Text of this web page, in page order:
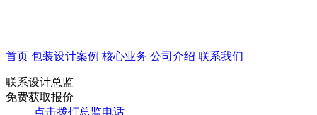
首页 包装设计案例 核心业务 公司介绍 联系我们
联系设计总监
免费获取报价
点击拨打总监电话